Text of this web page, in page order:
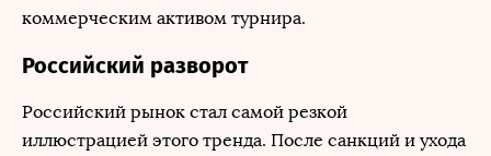
коммерческим активом турнира.
Российский разворот
Российский рынок стал самой резкой
иллюстрацией этого тренда. После санкций и ухода